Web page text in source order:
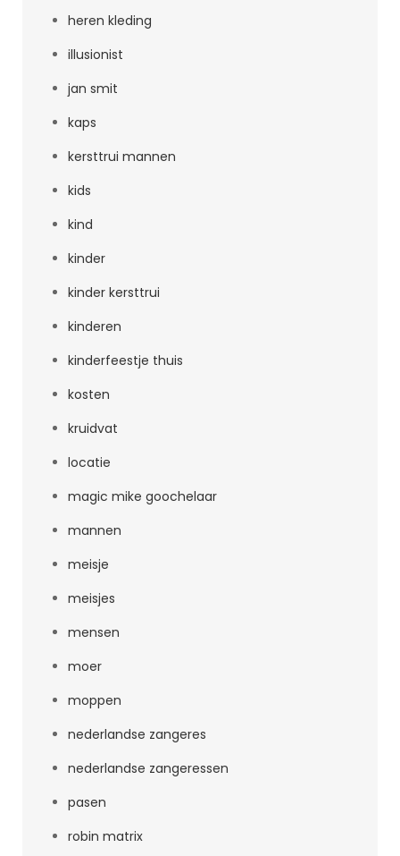
heren kleding
illusionist
jan smit
kaps
kersttrui mannen
kids
kind
kinder
kinder kersttrui
kinderen
kinderfeestje thuis
kosten
kruidvat
locatie
magic mike goochelaar
mannen
meisje
meisjes
mensen
moer
moppen
nederlandse zangeres
nederlandse zangeressen
pasen
robin matrix